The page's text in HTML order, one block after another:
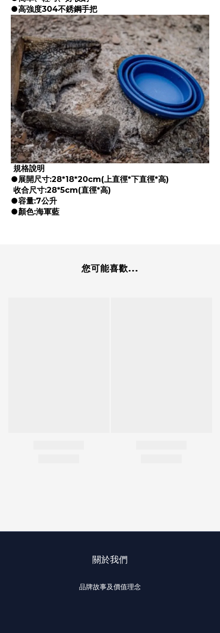
●高強度304不銹鋼手把
規格說明
●展開尺寸:28*18*20cm(上直徑*下直徑*高)
收合尺寸:28*5cm(直徑*高)
●容量:7公升
●顏色:海軍藍
您可能喜歡...
關於我們
品牌故事及價值理念